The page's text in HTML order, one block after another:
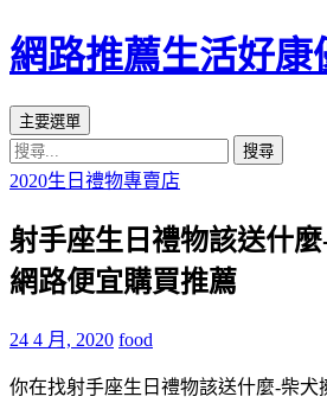
網路推薦生活好康
搜
尋
主要選單
主
內
容
區
搜
尋
鍵
字:
2020生日禮物專賣店
射手座生日禮物該送什
網路便宜購買推薦
24 4 月, 2020 food
你在找射手座生日禮物該送什麼-柴犬